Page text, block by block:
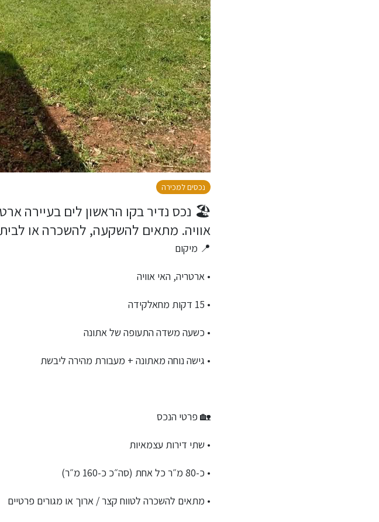
נכסים למכירה
🏖️ נכס נדיר בקו הראשון לים בעיירה
אוויה. מתאים להשקעה, להשכרה או
📍 מיקום
• ארטריה, האי אוויה
• 15 דקות מחאלקידה
• כשעה משדה התעופה של אתונה
• גישה נוחה מאתונה + מעבורת מהירה ליבשת
🏡 פרטי הנכס
• שתי דירות עצמאיות
• כ-80 מ״ר כל אחת (סה״כ כ-160 מ״ר)
• מתאים להשכרה לטווח קצר / ארוך או מגורים פרטיים